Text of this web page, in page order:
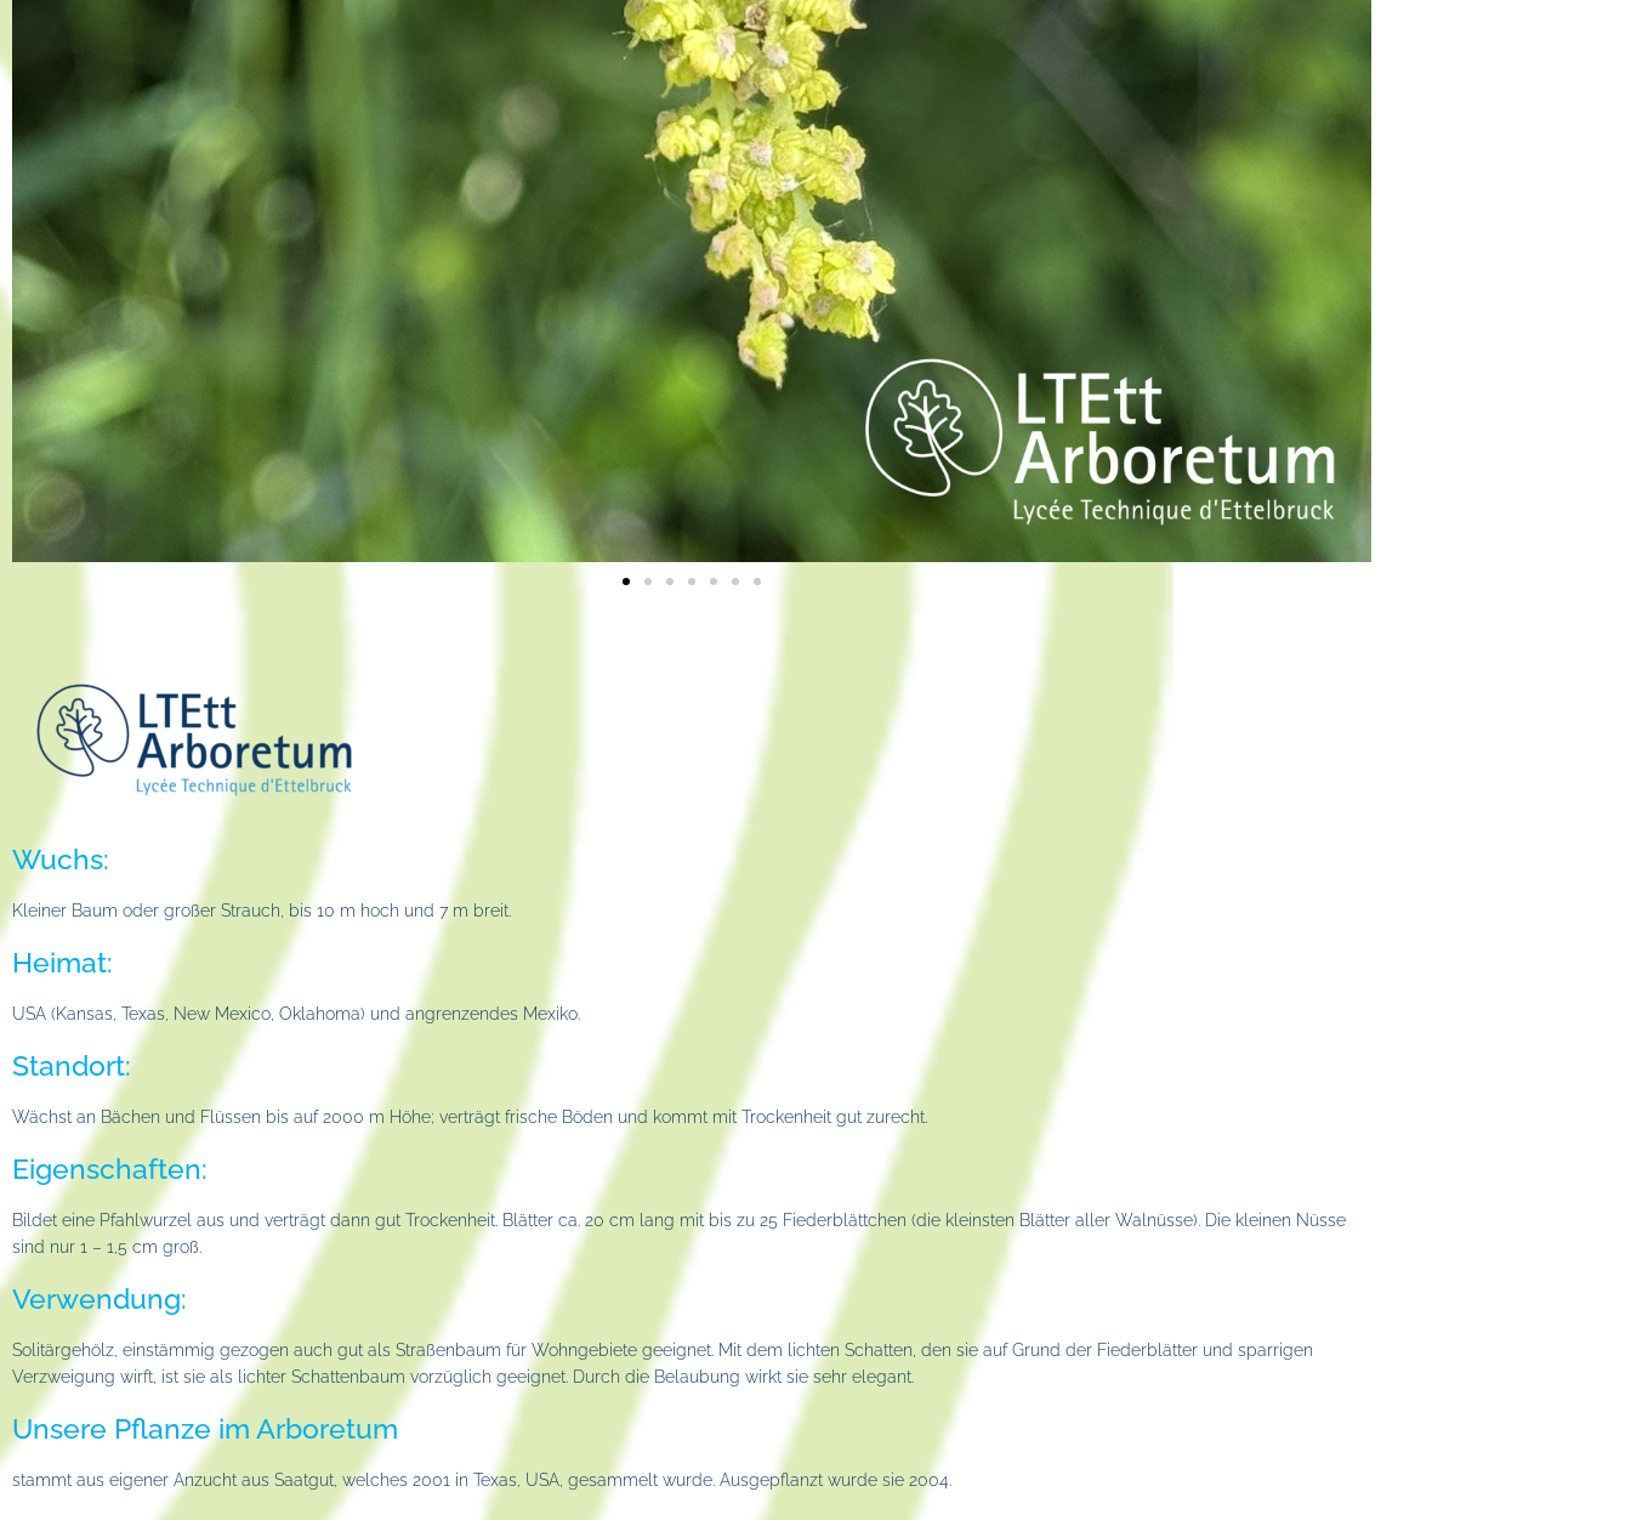
Wuchs:
Kleiner Baum oder großer Strauch, bis 10 m hoch und 7 m breit.
Heimat:
USA (Kansas, Texas, New Mexico, Oklahoma) und angrenzendes Mexiko.
Standort:
Wächst an Bächen und Flüssen bis auf 2000 m Höhe; verträgt frische Böden und kommt mit Trockenheit gut zurecht.
Eigenschaften:
Bildet eine Pfahlwurzel aus und verträgt dann gut Trockenheit. Blätter ca. 20 cm lang mit bis zu 25 Fiederblättchen (die kleinsten Blätter aller Walnüsse). Die kleinen Nüsse
sind nur 1 – 1,5 cm groß.
Verwendung:
Solitärgehölz, einstämmig gezogen auch gut als Straßenbaum für Wohngebiete geeignet. Mit dem lichten Schatten, den sie auf Grund der Fiederblätter und sparrigen
Verzweigung wirft, ist sie als lichter Schattenbaum vorzüglich geeignet. Durch die Belaubung wirkt sie sehr elegant.
Unsere Pflanze im Arboretum
stammt aus eigener Anzucht aus Saatgut, welches 2001 in Texas, USA, gesammelt wurde. Ausgepflanzt wurde sie 2004.